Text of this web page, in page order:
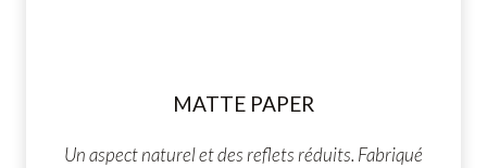
MATTE PAPER
Un aspect naturel et des reflets réduits. Fabriqué